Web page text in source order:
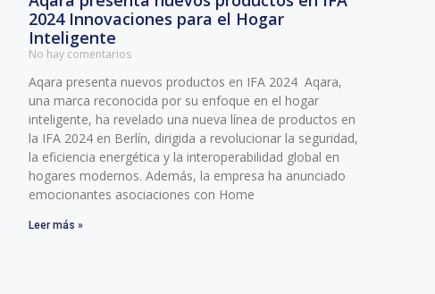
2024 Innovaciones para el Hogar
Inteligente
No hay comentarios
Aqara presenta nuevos productos en IFA 2024 Aqara,
una marca reconocida por su enfoque en el hogar
inteligente, ha revelado una nueva línea de productos en
la IFA 2024 en Berlín, dirigida a revolucionar la seguridad,
la eficiencia energética y la interoperabilidad global en
hogares modernos. Además, la empresa ha anunciado
emocionantes asociaciones con Home
Leer más »